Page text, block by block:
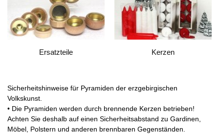
Ersatzteile Kerzen
Sicherheitshinweise für Pyramiden der erzgebirgischen
Volkskunst.
• Die Pyramiden werden durch brennende Kerzen betrieben!
Achten Sie deshalb auf einen Sicherheitsabstand zu Gardinen,
Möbel, Polstern und anderen brennbaren Gegenständen.